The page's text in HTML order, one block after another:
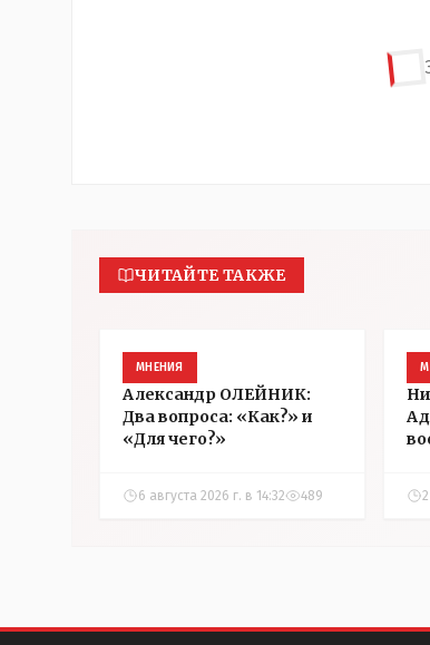
ЧИТАЙТЕ ТАКЖЕ
МНЕНИЯ
Александр ОЛЕЙНИК:
Два вопроса: «Как?» и
«Для чего?»
6 августа 2026 г. в 14:32 489